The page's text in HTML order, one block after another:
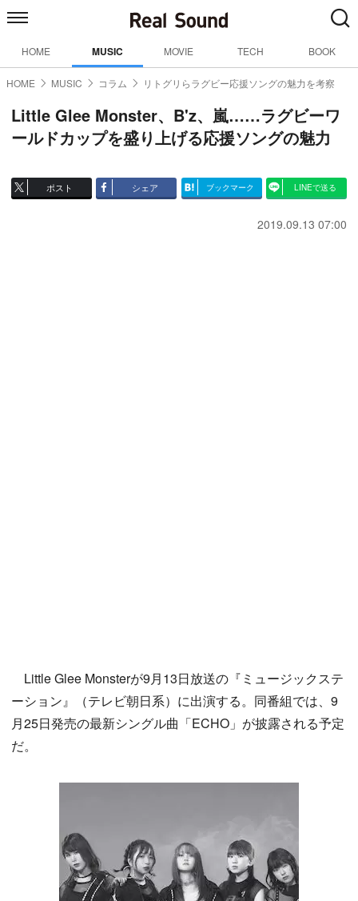
HOME MUSIC MOVIE TECH BOOK
HOME MUSIC コラム リトグリらラグビー応援ソングの魅力を考察
Little Glee Monster、B'z、嵐……ラグビーワ
ールドカップを盛り上げる応援ソングの魅力
ポスト シェア ブックマーク LINEで送る
2019.09.13 07:00
Little Glee Monsterが9月13日放送の『ミュージックステ
ーション』（テレビ朝日系）に出演する。同番組では、9
月25日発売の最新シングル曲「ECHO」が披露される予定
だ。